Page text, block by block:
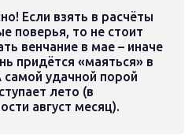
Если взять в расчёты
поверья, то не стоит
венчание в мае – иначе
придётся «маяться» в
самой удачной порой
лето (в
август месяц).